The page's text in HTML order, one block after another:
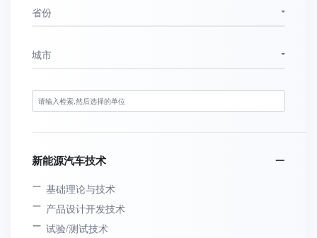
省份
城市
新能源汽车技术
基础理论与技术
产品设计开发技术
试验/测试技术